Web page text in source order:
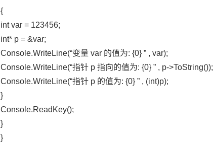
{
int var = 123456;
int* p = &var;
Console.WriteLine(“变量 var 的值为: {0} ” , var);
Console.WriteLine(“指针 p 指向的值为: {0} ” , p->ToString());
Console.WriteLine(“指针 p 的值为: {0} ” , (int)p);
}
Console.ReadKey();
}
}